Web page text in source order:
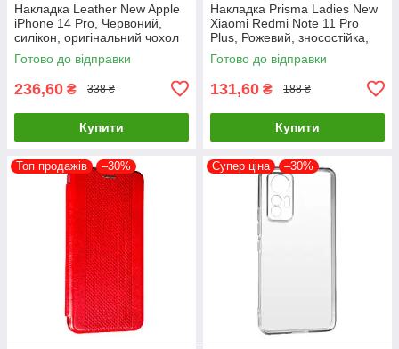
Накладка Leather New Apple
iPhone 14 Pro, Червоний,
силікон, оригінальний чохол
Готово до відправки
236,60 ₴ 338 ₴
Купити
Накладка Prisma Ladies New
Xiaomi Redmi Note 11 Pro
Plus, Рожевий, зносостійка,
пилонепроникна
Готово до відправки
131,60 ₴ 188 ₴
Купити
Топ продажів –30% Супер ціна –30%